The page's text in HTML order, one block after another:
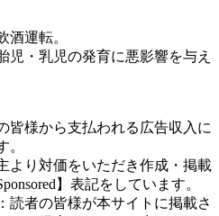
酒運転。
児・乳児の発育に悪影響を与え
皆様から支払われる広告収入に
。
より対価をいただき作成・掲載
】表記をしています。
読者の皆様が本サイトに掲載さ